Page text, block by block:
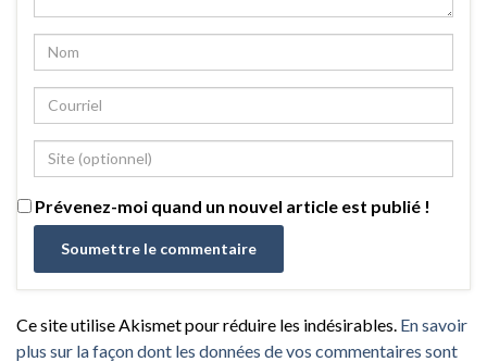
Prévenez-moi quand un nouvel article est publié !
Ce site utilise Akismet pour réduire les indésirables. En savoir
plus sur la façon dont les données de vos commentaires sont